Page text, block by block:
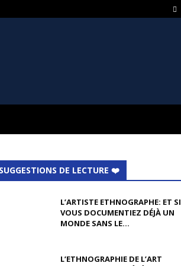
SUGGESTIONS DE LECTURE ❤️
L’ARTISTE ETHNOGRAPHE: ET SI
VOUS DOCUMENTIEZ DÉJÀ UN
MONDE SANS LE...
L’ETHNOGRAPHIE DE L’ART